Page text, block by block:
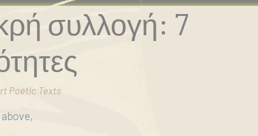
συλλογή: 7
Poetic Texts